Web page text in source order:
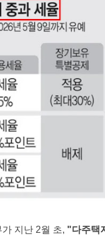
지난 2월 초, "다주택